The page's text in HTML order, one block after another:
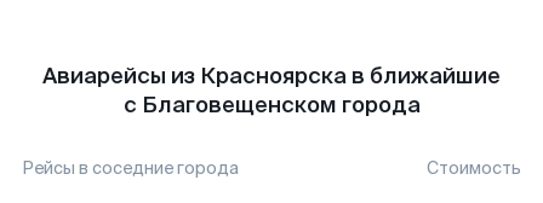
Авиарейсы из Красноярска в ближайшие
с Благовещенском города
Рейсы в соседние города Стоимость